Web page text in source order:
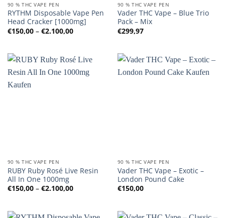
90 % THC VAPE PEN
RYTHM Disposable Vape Pen
Head Cracker [1000mg]
€150,00 – €2.100,00Preisspanne:
€150,00
90 % THC VAPE PEN
Vader THC Vape – Blue Trio
Pack – Mix
€299,97
90 % THC VAPE PEN
RUBY Ruby Rosé Live Resin
All In One 1000mg
€150,00 – €2.100,00Preisspanne:
90 % THC VAPE PEN
Vader THC Vape – Exotic –
London Pound Cake
€150,00